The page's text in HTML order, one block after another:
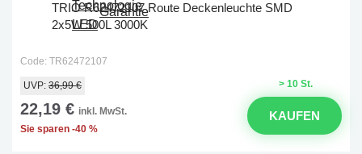
TRIO R62472107 Route Deckenleuchte SMD
2x5W 500L 3000K
Code: TR62472107
> 10 St.
UVP: 36,99 €
22,19 € inkl. MwSt.
Sie sparen -40 %
KAUFEN